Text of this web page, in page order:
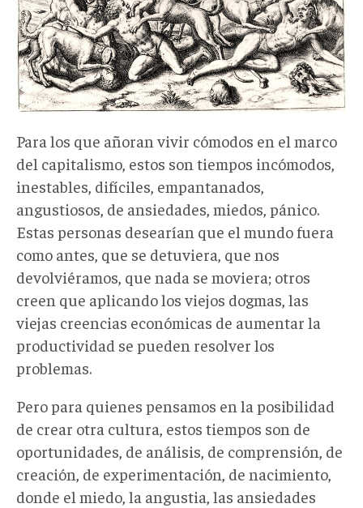
Para los que añoran vivir cómodos en el marco
del capitalismo, estos son tiempos incómodos,
inestables, difíciles, empantanados,
angustiosos, de ansiedades, miedos, pánico.
Estas personas desearían que el mundo fuera
como antes, que se detuviera, que nos
devolviéramos, que nada se moviera; otros
creen que aplicando los viejos dogmas, las
viejas creencias económicas de aumentar la
productividad se pueden resolver los
problemas.
Pero para quienes pensamos en la posibilidad
de crear otra cultura, estos tiempos son de
oportunidades, de análisis, de comprensión, de
creación, de experimentación, de nacimiento,
donde el miedo, la angustia, las ansiedades